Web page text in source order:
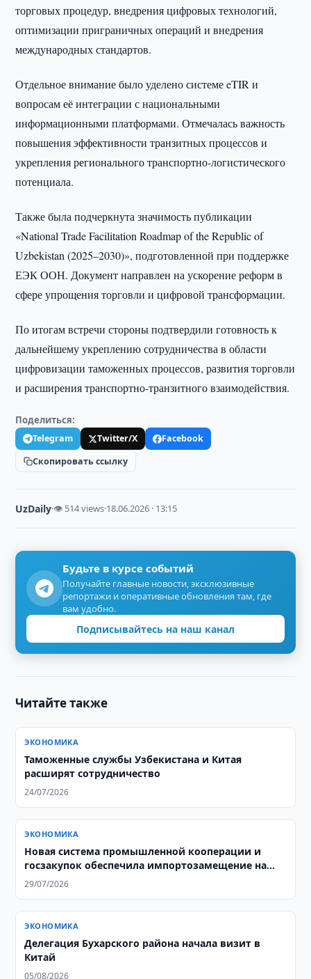
торговых процедур, внедрения цифровых технологий,
оптимизации приграничных операций и внедрения
международных стандартов.
Отдельное внимание было уделено системе eTIR и
вопросам её интеграции с национальными
информационными платформами. Отмечалась важность
повышения эффективности транзитных процессов и
укрепления регионального транспортно-логистического
потенциала.
Также была подчеркнута значимость публикации
«National Trade Facilitation Roadmap of the Republic of
Uzbekistan (2025–2030)», подготовленной при поддержке
ЕЭК ООН. Документ направлен на ускорение реформ в
сфере упрощения торговли и цифровой трансформации.
По итогам встречи стороны подтвердили готовность к
дальнейшему укреплению сотрудничества в области
цифровизации таможенных процессов, развития торговли
и расширения транспортно-транзитного взаимодействия.
Поделиться:
Telegram Twitter/X
Facebook
Скопировать ссылку
UzDaily·👁 514 views·18.06.2026 · 13:15
Будьте в курсе событий
Получайте главные новости, эксклюзивные
репортажи и оперативные обновления там, где
вам удобно.
Подписывайтесь на наш канал
Читайте также
ЭКОНОМИКА
Таможенные службы Узбекистана и Китая
расширят сотрудничество
24/07/2026
ЭКОНОМИКА
Новая система промышленной кооперации и
госзакупок обеспечила импортозамещение на
$3,8 млрд
29/07/2026
ЭКОНОМИКА
Делегация Бухарского района начала визит в
Китай
05/08/2026